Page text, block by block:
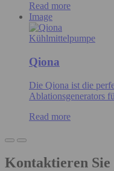
Read more
Image
Kühlmittelpumpe
Qiona
Die Qiona ist die
Ablationsgenerators
Read more
Kontaktieren Sie